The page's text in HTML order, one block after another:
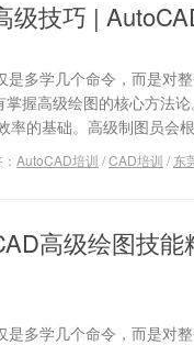
级技巧 |
是多学几个命令，而是对
握高级绘图的核心方法
率的基础。高级制图员会
AutoCAD培训 /CAD培训 / 东
高级绘图技
是多学几个命令，而是对